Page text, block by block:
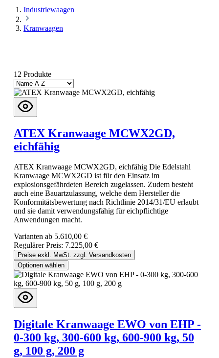
Industriewaagen
Kranwaagen
12 Produkte
ATEX Kranwaage MCWX2GD,
eichfähig
ATEX Kranwaage MCWX2GD, eichfähig Die Edelstahl
Kranwaage MCWX2GD ist für den Einsatz im
explosionsgefährdeten Bereich zugelassen. Zudem besteht
auch eine Bauartzulassung, welche dem Hersteller die
Konformitätsbewertung nach Richtlinie 2014/31/EU erlaubt
und sie damit verwendungsfähig für eichpflichtige
Anwendungen macht.
Varianten ab 5.610,00 €
Regulärer Preis: 7.225,00 €
Preise exkl. MwSt. zzgl. Versandkosten
Optionen wählen
Digitale Kranwaage EWO von EHP -
0-300 kg, 300-600 kg, 600-900 kg, 50
g, 100 g, 200 g